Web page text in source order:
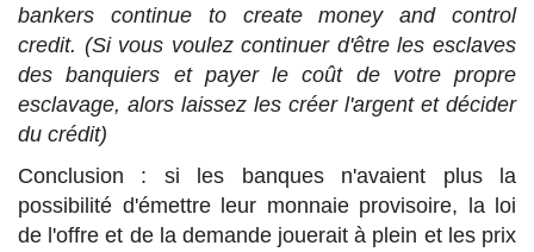
bankers continue to create money and control
credit. (Si vous voulez continuer d'être les esclaves
des banquiers et payer le coût de votre propre
esclavage, alors laissez les créer l'argent et décider
du crédit)
Conclusion : si les banques n'avaient plus la
possibilité d'émettre leur monnaie provisoire, la loi
de l'offre et de la demande jouerait à plein et les prix